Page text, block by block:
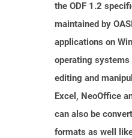
the ODF 1.2
maintained by
applications on
operating systems
editing and
Excel, NeoOffice
can also be
formats as well